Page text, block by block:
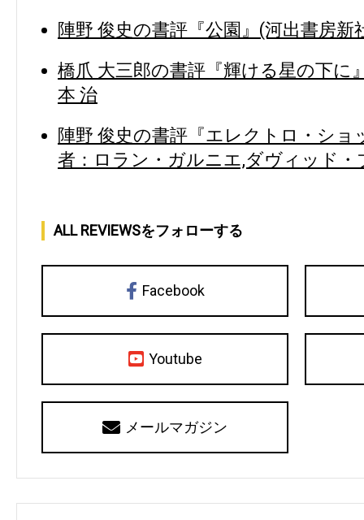
陣野 俊史の書評『公園』(河出書房新
橋爪 大三郎の書評『輝ける星の下に
本 治
陣野 俊史の書評『エレクトロ・ショ
者：ロラン・ガルニエ,ダヴィッド
ALL REVIEWSをフォローする
Facebook
Youtube
メールマガジン